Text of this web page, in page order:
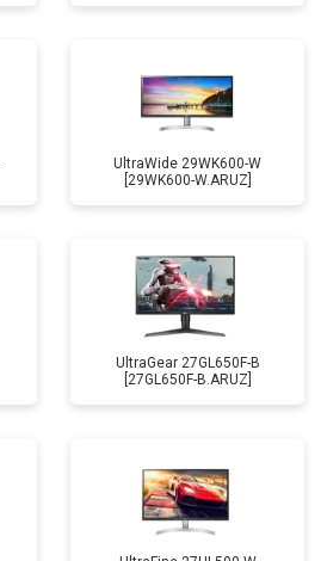
UltraWide 29WK600-W
[29WK600-W.ARUZ]
UltraGear 27GL650F-B
[27GL650F-B.ARUZ]